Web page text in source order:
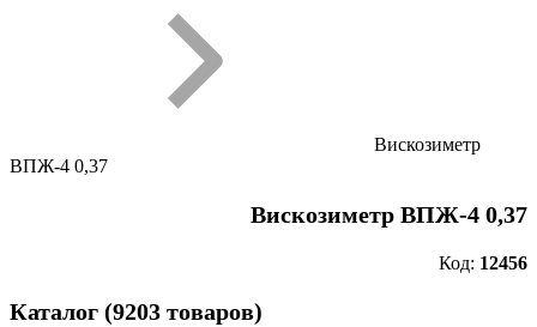
Вискозиметр
ВПЖ-4 0,37
Вискозиметр ВПЖ-4 0,37
Код: 12456
Каталог (9203 товаров)